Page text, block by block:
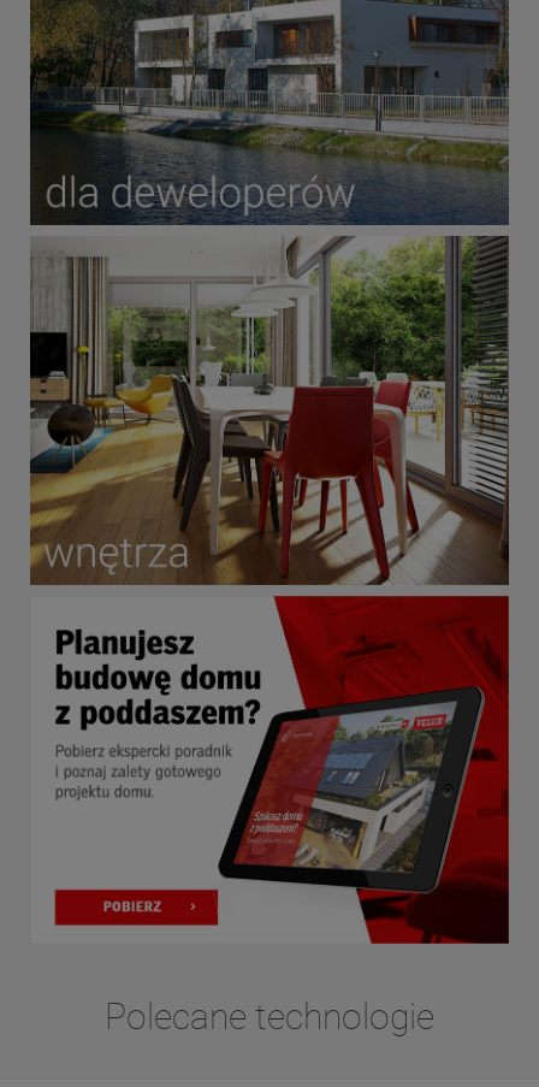
Polecane technologie